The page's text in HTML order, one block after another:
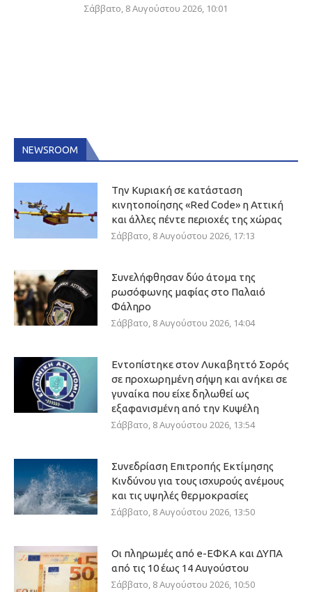
Σάββατο, 8 Αυγούστου 2026, 10:01
NEWSROOM
Την Κυριακή σε κατάσταση
κινητοποίησης «Red Code» η Αττική
και άλλες πέντε περιοχές της χώρας
Σάββατο, 8 Αυγούστου 2026, 17:13
Συνελήφθησαν δύο άτομα της
ρωσόφωνης μαφίας στο Παλαιό
Φάληρο
Σάββατο, 8 Αυγούστου 2026, 14:04
Εντοπίστηκε στον Λυκαβηττό Σορός
σε προχωρημένη σήψη και ανήκει σε
γυναίκα που είχε δηλωθεί ως
εξαφανισμένη από την Κυψέλη
Σάββατο, 8 Αυγούστου 2026, 13:54
Συνεδρίαση Επιτροπής Εκτίμησης
Κινδύνου για τους ισχυρούς ανέμους
και τις υψηλές θερμοκρασίες
Σάββατο, 8 Αυγούστου 2026, 13:50
Οι πληρωμές από e-ΕΦΚΑ και ΔΥΠΑ
από τις 10 έως 14 Αυγούστου
Σάββατο, 8 Αυγούστου 2026, 10:50